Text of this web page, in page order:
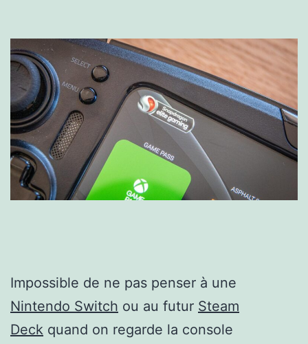
Impossible de ne pas penser à une
Nintendo Switch ou au futur Steam
Deck quand on regarde la console